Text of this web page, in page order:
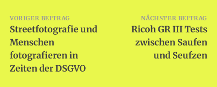
Beitragsnavigation
VORIGER BEITRAG
Streetfotografie und
Menschen
fotografieren in
Zeiten der DSGVO
NÄCHSTER BEITRAG
Ricoh GR III Tests
zwischen Saufen
und Seufzen